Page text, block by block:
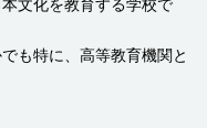
文化を教育する学校で
も特に、高等教育機関と